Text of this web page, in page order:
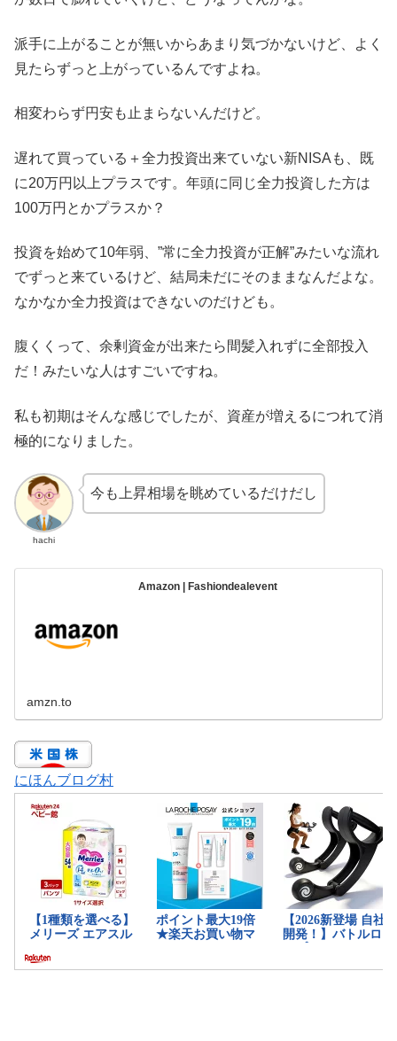
派手に上がることが無いからあまり気づかないけど、よく
見たらずっと上がっているんですよね。
相変わらず円安も止まらないんだけど。
遅れて買っている＋全力投資出来ていない新NISAも、既
に20万円以上プラスです。年頭に同じ全力投資した方は
100万円とかプラスか？
投資を始めて10年弱、”常に全力投資が正解”みたいな流れ
でずっと来ているけど、結局未だにそのままなんだよな。
なかなか全力投資はできないのだけども。
腹くくって、余剰資金が出来たら間髪入れずに全部投入
だ！みたいな人はすごいですね。
私も初期はそんな感じでしたが、資産が増えるにつれて消
極的になりました。
hachi
今も上昇相場を眺めているだけだし
Amazon | Fashiondealevent
amzn.to
にほんブログ村